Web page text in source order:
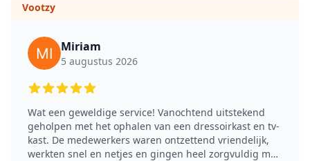
Vootzy
Miriam
5 augustus 2026
5 out of 5 stars
Wat een geweldige service! Vanochtend uitstekend
geholpen met het ophalen van een dressoirkast en tv-
kast. De medewerkers waren ontzettend vriendelijk,
werkten snel en netjes en gingen heel zorgvuldig met